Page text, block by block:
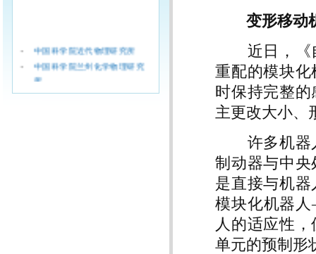
· 中国科学院近代物理研究所
·
中国科学院兰州化学物理研究
所
·
中国科学院西北生态环境资源
变形移动
近日，《自
重配的模块
时保持完整
主更改大小、
许多机器人
制动器与中
是直接与机
模块化机器
人的适应性
单元的预制形